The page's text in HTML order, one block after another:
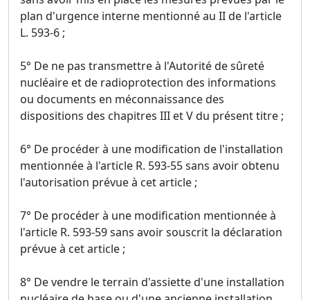
plan d'urgence interne mentionné au II de l'article
L. 593-6 ;
5° De ne pas transmettre à l'Autorité de sûreté
nucléaire et de radioprotection des informations
ou documents en méconnaissance des
dispositions des chapitres III et V du présent titre ;
6° De procéder à une modification de l'installation
mentionnée à l'article R. 593-55 sans avoir obtenu
l'autorisation prévue à cet article ;
7° De procéder à une modification mentionnée à
l'article R. 593-59 sans avoir souscrit la déclaration
prévue à cet article ;
8° De vendre le terrain d'assiette d'une installation